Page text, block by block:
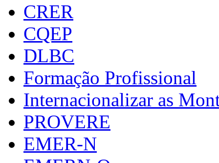
CRER
CQEP
DLBC
Formação Profissional
Internacionalizar as
PROVERE
EMER-N